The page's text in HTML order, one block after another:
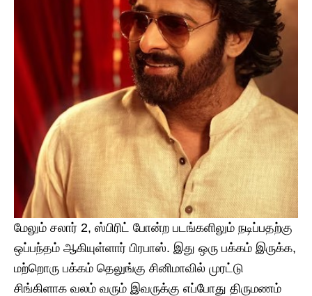
மேலும் சலார் 2, ஸ்பிரிட் போன்ற படங்களிலும் நடிப்பதற்கு
ஒப்பந்தம் ஆகியுள்ளார் பிரபாஸ். இது ஒரு பக்கம் இருக்க,
மற்றொரு பக்கம் தெலுங்கு சினிமாவில் முரட்டு
சிங்கிளாக வலம் வரும் இவருக்கு எப்போது திருமணம்